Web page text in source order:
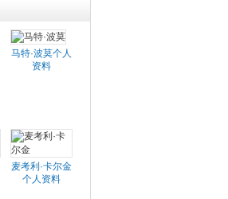
马特·波莫个人
资料
麦考利·卡尔金
个人资料